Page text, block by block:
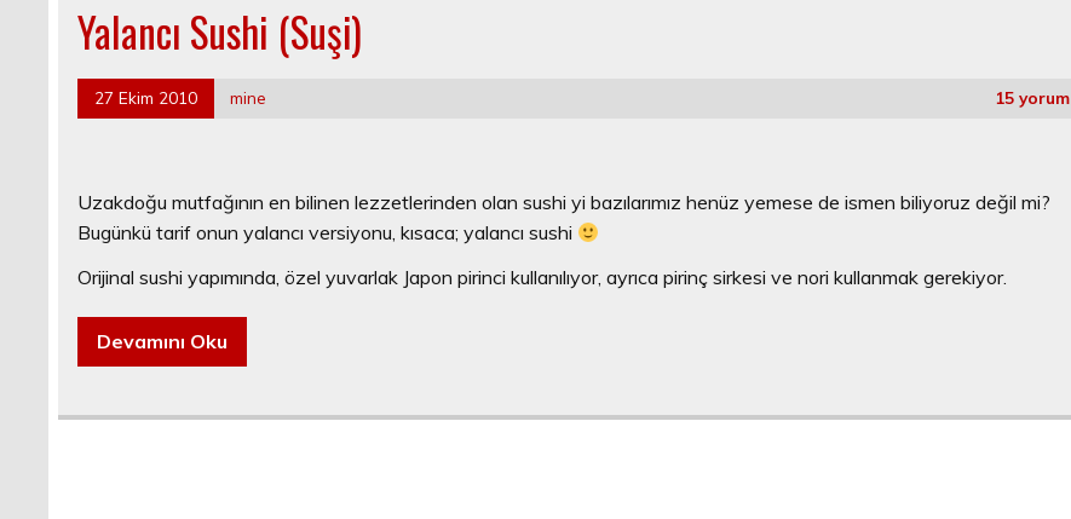
Yalancı Sushi (Suşi)
27 Ekim 2010 mine 15 yorum
Uzakdoğu mutfağının en bilinen lezzetlerinden olan sushi yi bazılarımız henüz yemese de ismen biliyoruz değil mi?
Bugünkü tarif onun yalancı versiyonu, kısaca; yalancı sushi
Orijinal sushi yapımında, özel yuvarlak Japon pirinci kullanılıyor, ayrıca pirinç sirkesi ve nori kullanmak gerekiyor.
Devamını Oku